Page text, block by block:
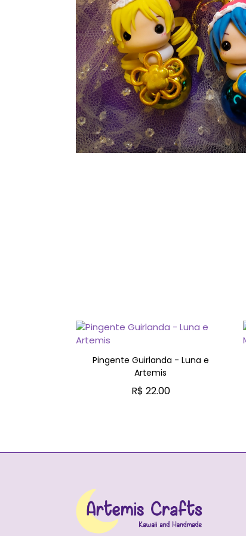
Pingente Guirlanda - Luna e
Artemis
R$ 22.00